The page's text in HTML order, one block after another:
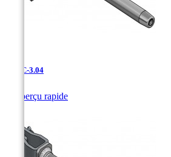
UDAC-3.04
Aperçu rapide